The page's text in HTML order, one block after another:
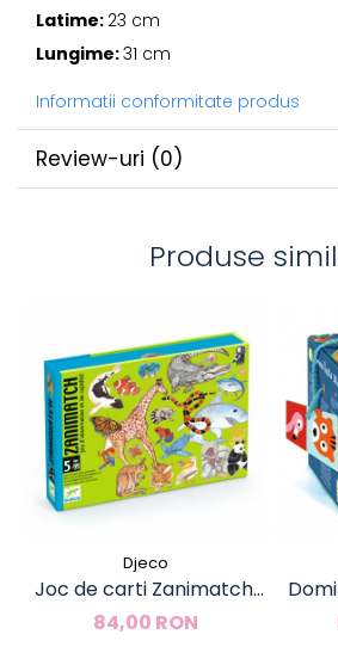
Latime: 23 cm
Lungime:31 cm
Informatii conformitate produs
Review-uri (0)
Produse
Djeco
Joc de carti Zanimatch,
Djeco
84,00 RON